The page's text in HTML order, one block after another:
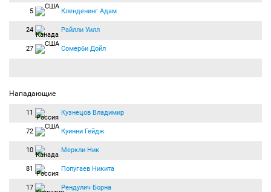
5 Кленденинг Адам
24 Райлли Уилл
27 Сомерби Дойл
Нападающие
11 Кузнецов Владимир
72 Куинни Гейдж
10 Меркли Ник
81 Попугаев Никита
17 Рендулич Борна